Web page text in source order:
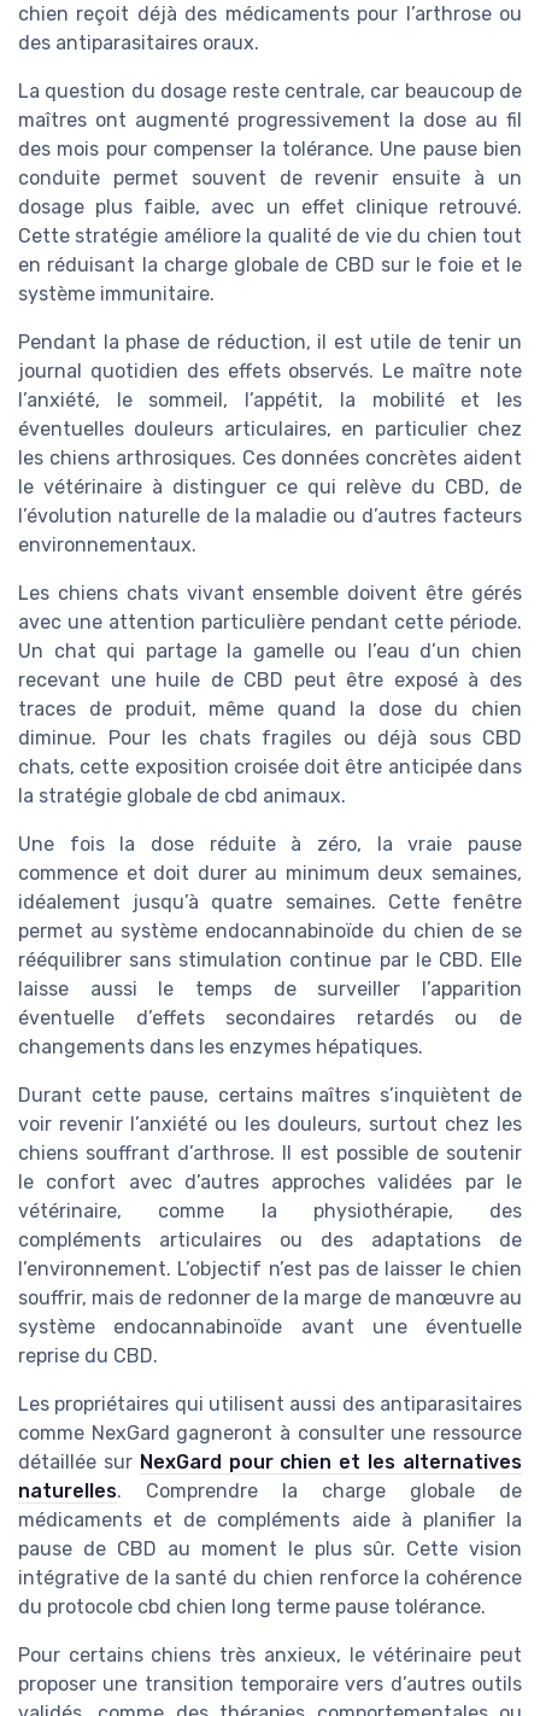
chien reçoit déjà des médicaments pour l’arthrose ou
des antiparasitaires oraux.
La question du dosage reste centrale, car beaucoup de
maîtres ont augmenté progressivement la dose au fil
des mois pour compenser la tolérance. Une pause bien
conduite permet souvent de revenir ensuite à un
dosage plus faible, avec un effet clinique retrouvé.
Cette stratégie améliore la qualité de vie du chien tout
en réduisant la charge globale de CBD sur le foie et le
système immunitaire.
Pendant la phase de réduction, il est utile de tenir un
journal quotidien des effets observés. Le maître note
l’anxiété, le sommeil, l’appétit, la mobilité et les
éventuelles douleurs articulaires, en particulier chez
les chiens arthrosiques. Ces données concrètes aident
le vétérinaire à distinguer ce qui relève du CBD, de
l’évolution naturelle de la maladie ou d’autres facteurs
environnementaux.
Les chiens chats vivant ensemble doivent être gérés
avec une attention particulière pendant cette période.
Un chat qui partage la gamelle ou l’eau d’un chien
recevant une huile de CBD peut être exposé à des
traces de produit, même quand la dose du chien
diminue. Pour les chats fragiles ou déjà sous CBD
chats, cette exposition croisée doit être anticipée dans
la stratégie globale de cbd animaux.
Une fois la dose réduite à zéro, la vraie pause
commence et doit durer au minimum deux semaines,
idéalement jusqu’à quatre semaines. Cette fenêtre
permet au système endocannabinoïde du chien de se
rééquilibrer sans stimulation continue par le CBD. Elle
laisse aussi le temps de surveiller l’apparition
éventuelle d’effets secondaires retardés ou de
changements dans les enzymes hépatiques.
Durant cette pause, certains maîtres s’inquiètent de
voir revenir l’anxiété ou les douleurs, surtout chez les
chiens souffrant d’arthrose. Il est possible de soutenir
le confort avec d’autres approches validées par le
vétérinaire, comme la physiothérapie, des
compléments articulaires ou des adaptations de
l’environnement. L’objectif n’est pas de laisser le chien
souffrir, mais de redonner de la marge de manœuvre au
système endocannabinoïde avant une éventuelle
reprise du CBD.
Les propriétaires qui utilisent aussi des antiparasitaires
comme NexGard gagneront à consulter une ressource
détaillée sur NexGard pour chien et les alternatives
naturelles. Comprendre la charge globale de
médicaments et de compléments aide à planifier la
pause de CBD au moment le plus sûr. Cette vision
intégrative de la santé du chien renforce la cohérence
du protocole cbd chien long terme pause tolérance.
Pour certains chiens très anxieux, le vétérinaire peut
proposer une transition temporaire vers d’autres outils